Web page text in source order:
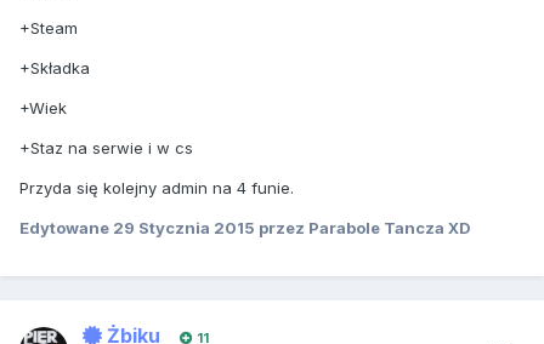
+Steam
+Składka
+Wiek
+Staz na serwie i w cs
Przyda się kolejny admin na 4 funie.
Edytowane 29 Stycznia 2015 przez Parabole Tancza XD
Żbiku 11